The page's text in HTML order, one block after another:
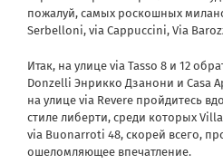
пожалуй, самых роскошных
Serbelloni, via Сappuccini, Via
Итак, на улице via Tasso 8 и 12
Donzelli Энрикко Дзанони и Casa
на улице via Revere пройдитесь
стиле либерти, среди которых
via Buonarroti 48, скорей всего,
ошеломляющее впечатление.